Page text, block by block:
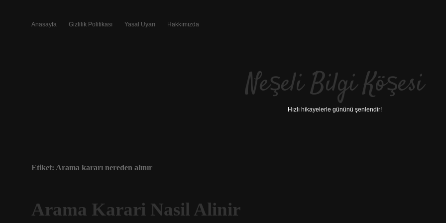
Anasayfa Gizlilik Politikası Yasal Uyarı Hakkımızda
Neşeli Bilgi Köşesi
Hızlı hikayelerle gününü şenlendir!
Etiket: Arama kararı nereden alınır
Arama Karari Nasil Alinir